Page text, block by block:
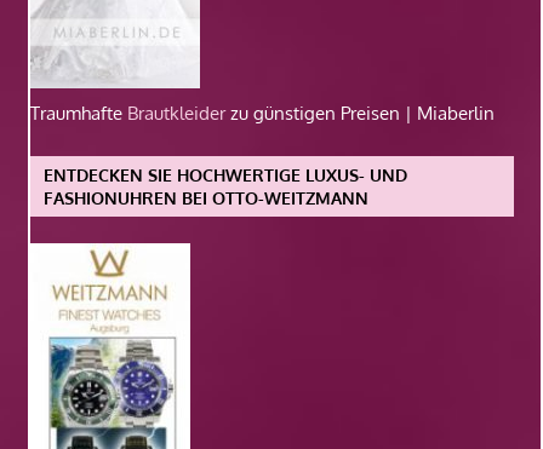
Traumhafte Brautkleiderzu günstigen Preisen | Miaberlin
ENTDECKEN SIE HOCHWERTIGE LUXUS- UND
FASHIONUHREN BEI OTTO-WEITZMANN